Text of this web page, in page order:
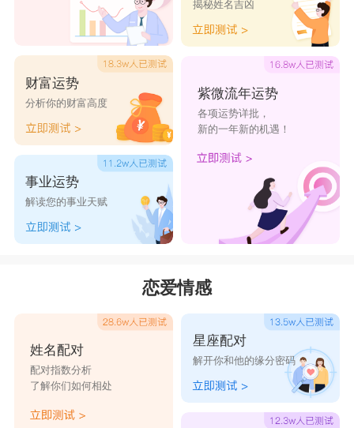
财富运势
分析你的财富高度
事业运势
解读您的事业天赋
揭秘姓名吉凶
紫微流年运势
各项运势详批，
新的一年新的机遇！
恋爱情感
姓名配对
配对指数分析
了解你们如何相处
星座配对
解开你和他的缘分密码